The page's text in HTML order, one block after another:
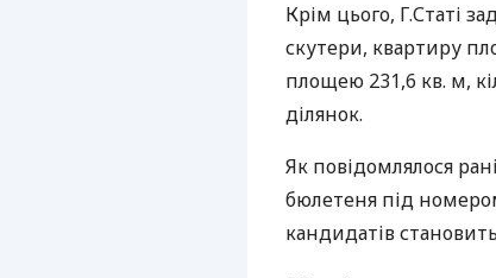
Крім цього, Г.Статі
скутери, квартиру
площею 231,6 кв. м,
ділянок.
Як повідомлялося
бюлетеня під
кандидатів